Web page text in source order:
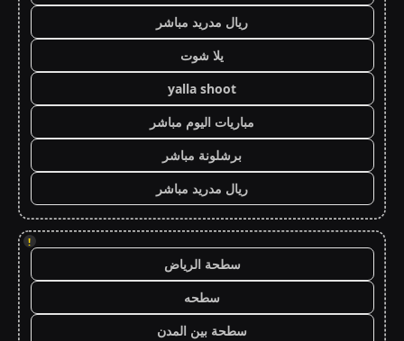
ريال مدريد مباشر
يلا شوت
yalla shoot
مباريات اليوم مباشر
برشلونة مباشر
ريال مدريد مباشر
!
سطحة الرياض
سطحه
سطحة بين المدن